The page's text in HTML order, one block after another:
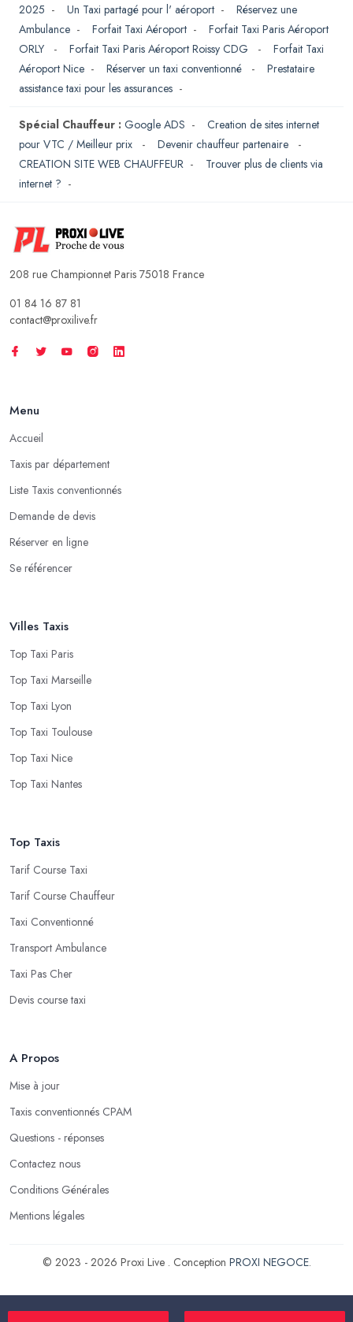
2025 - Un Taxi partagé pour l' aéroport - Réservez une
Ambulance - Forfait Taxi Aéroport - Forfait Taxi Paris Aéroport
ORLY
- Forfait Taxi Paris Aéroport Roissy CDG - Forfait Taxi
Aéroport Nice - Réserver un taxi conventionné - Prestataire
assistance taxi pour les assurances -
Spécial Chauffeur : Google ADS - Creation de sites internet
pour VTC / Meilleur prix
- Devenir chauffeur partenaire
-
CREATION SITE WEB CHAUFFEUR - Trouver plus de clients via
internet ? -
208 rue Championnet Paris 75018 France
01 84 16 87 81
contact@proxilive.fr
Menu
Accueil
Taxis par département
Liste Taxis conventionnés
Demande de devis
Réserver en ligne
Se référencer
Villes Taxis
Top Taxi Paris
Top Taxi Marseille
Top Taxi Lyon
Top Taxi Toulouse
Top Taxi Nice
Top Taxi Nantes
Top Taxis
Tarif Course Taxi
Tarif Course Chauffeur
Taxi Conventionné
Transport Ambulance
Taxi Pas Cher
Devis course taxi
A Propos
Mise à jour
Taxis conventionnés CPAM
Questions - réponses
Contactez nous
Conditions Générales
Mentions légales
© 2023 - 2026 Proxi Live . Conception PROXI NEGOCE.